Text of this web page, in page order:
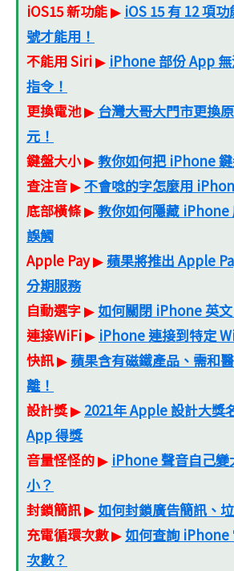
iOS15 新功能▶ iOS 15 有 12 項
號才能用！
不能用 Siri▶ iPhone 部份 App
指令！
更換電池▶ 台灣大哥大門市更換
元！
鍵盤大小▶教你如何把 iPhone 鍵
查注音▶不會唸的字怎麼用
底部橫條▶教你如何隱藏 iPhone
誤觸
Apple Pay▶蘋果將推出 Apple
分期服務
自動選字▶ 如何關閉 iPhone 英
連接WiFi▶ iPhone 連接到特定
快訊▶蘋果含有磁鐵產品、需和
離！
設計獎▶ 2021年 Apple 設計大獎
App 得獎
音量怪怪的▶ iPhone 聲音自己變
小？
封鎖簡訊▶ 如何封鎖廣告簡訊、
充電循環次數▶ 如何查詢 iPhone
次數？